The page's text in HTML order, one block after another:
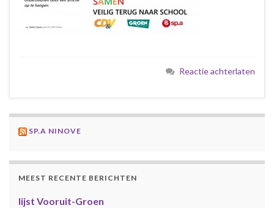
Reactie achterlaten
SP.A NINOVE
MEEST RECENTE BERICHTEN
lijst Vooruit-Groen